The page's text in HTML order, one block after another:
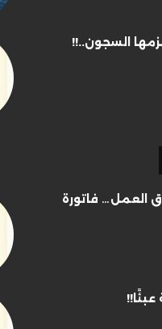
السجون..!!
العمل… فاتورة